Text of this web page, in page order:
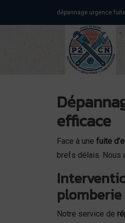
dépannage urgence
efficace
Face à une fuite
brefs délais. Nous
plomberie
Notre service de